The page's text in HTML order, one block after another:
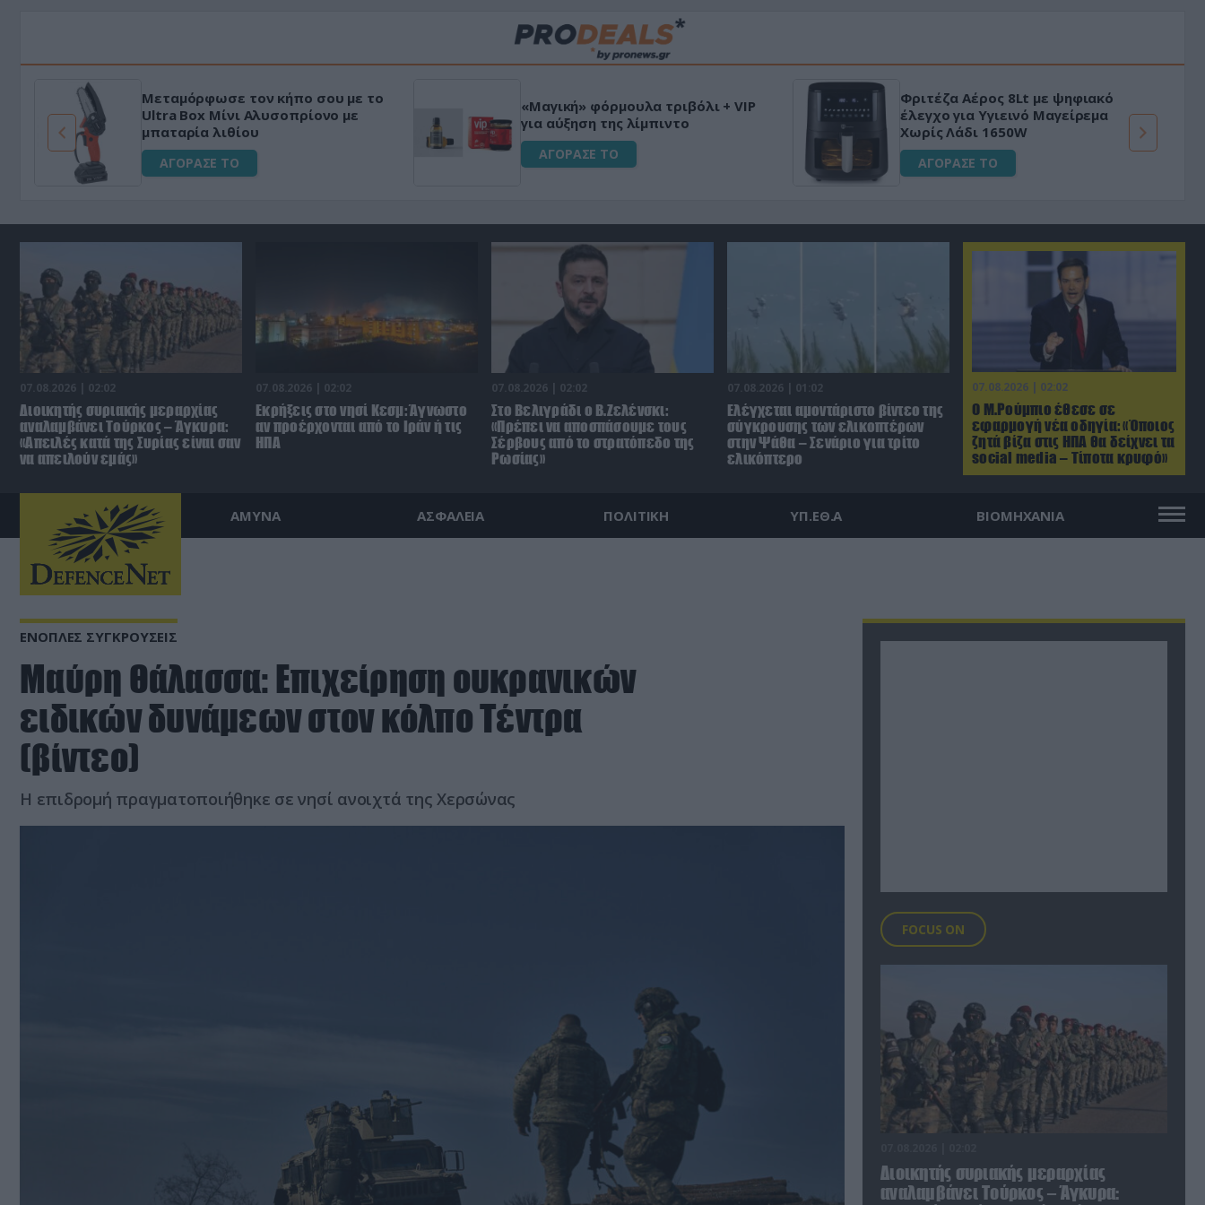
Μεταμόρφωσε τον κήπο σου με το
Ultra Box Μίνι Αλυσοπρίονο με
μπαταρία λιθίου
ΑΓΟΡΑΣΕ ΤΟ
«Μαγική» φόρμουλα τριβόλι + VIP
για αύξηση της λίμπιντο
ΑΓΟΡΑΣΕ ΤΟ
Φριτέζα Αέρος 8Lt με ψηφιακό
έλεγχο για Υγιεινό Μαγείρεμα
Χωρίς Λάδι 1650W
ΑΓΟΡΑΣΕ ΤΟ
07.08.2026 | 02:02
Ο Μ.Ρούμπιο έθεσε σε
εφαρμογή νέα οδηγία: «Όποιος
ζητά βίζα στις ΗΠΑ θα δείχνει τα
social media – Τίποτα κρυφό»
07.08.2026 | 02:02
Διοικητής συριακής μεραρχίας
αναλαμβάνει Τούρκος – Άγκυρα:
«Απειλές κατά της Συρίας είναι σαν
να απειλούν εμάς»
07.08.2026 | 02:02
Εκρήξεις στο νησί Κεσμ: Άγνωστο
αν προέρχονται από το Ιράν ή τις
ΗΠΑ
07.08.2026 | 02:02
Στο Βελιγράδι ο Β.Ζελένσκι:
«Πρέπει να αποσπάσουμε τους
Σέρβους από το στρατόπεδο της
Ρωσίας»
07.08.2026 | 01:02
Ελέγχεται αμοντάριστο βίντεο της
σύγκρουσης των ελικοπτέρων
στην Ψάθα – Σενάριο για τρίτο
ελικόπτερο
ΑΜΥΝΑ ΑΣΦΑΛΕΙΑ ΠΟΛΙΤΙΚΗ ΥΠ.ΕΘ.Α ΒΙΟΜΗΧΑΝΙΑ
ΕΝΟΠΛΕΣ ΣΥΓΚΡΟΥΣΕΙΣ
Μαύρη Θάλασσα: Επιχείρηση ουκρανικών
ειδικών δυνάμεων στον κόλπο Τέντρα
(βίντεο)
Η επιδρομή πραγματοποιήθηκε σε νησί ανοιχτά της Χερσώνας
FOCUS ON
Διοικητής συριακής μεραρχίας
αναλαμβάνει Τούρκος – Άγκυρα: